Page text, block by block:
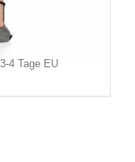
4 Tage EU